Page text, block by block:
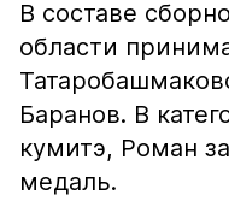
В составе
области
Баранов. В
кумитэ, Роман
медаль.